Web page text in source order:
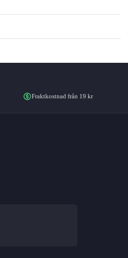
Fraktkostnad från 19 kr